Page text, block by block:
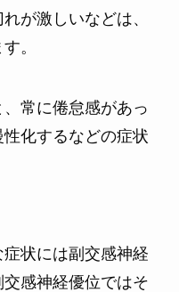
が激しいなどは、
。
常に倦怠感があっ
化するなどの症状
状には副交感神経
感神経優位ではそ